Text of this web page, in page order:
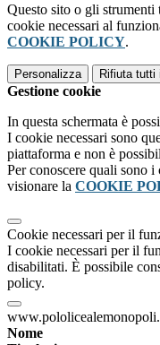
Questo sito o gli
cookie necessari al
COOKIE POLICY.
Personalizza Rifiuta tutti
Gestione cookie
In questa schermata è
I cookie necessari sono
piattaforma e non è
Per conoscere quali sono
visionare la COOKIE
Cookie necessari per il
I cookie necessari per il
disabilitati. È possibile
policy.
Nome